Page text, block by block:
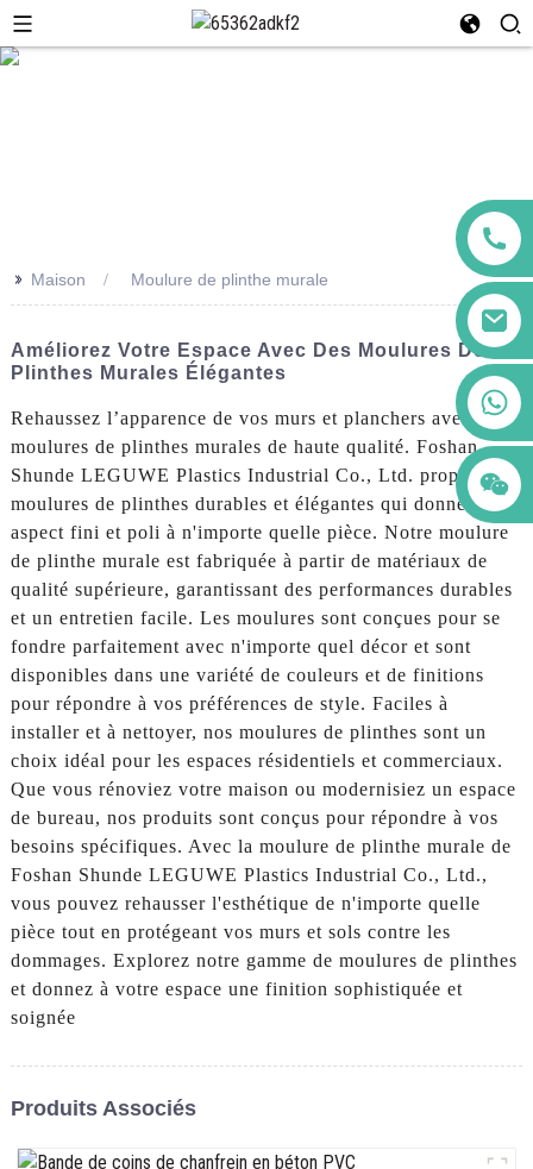
>> Maison Moulure de plinthe murale
Améliorez Votre Espace Avec Des Moulures De
Plinthes Murales Élégantes
Rehaussez l’apparence de vos murs et planchers avec nos
moulures de plinthes murales de haute qualité. Foshan
Shunde LEGUWE Plastics Industrial Co., Ltd. propose des
moulures de plinthes durables et élégantes qui donnent un
aspect fini et poli à n'importe quelle pièce. Notre moulure
de plinthe murale est fabriquée à partir de matériaux de
qualité supérieure, garantissant des performances durables
et un entretien facile. Les moulures sont conçues pour se
fondre parfaitement avec n'importe quel décor et sont
disponibles dans une variété de couleurs et de finitions
pour répondre à vos préférences de style. Faciles à
installer et à nettoyer, nos moulures de plinthes sont un
choix idéal pour les espaces résidentiels et commerciaux.
Que vous rénoviez votre maison ou modernisiez un espace
de bureau, nos produits sont conçus pour répondre à vos
besoins spécifiques. Avec la moulure de plinthe murale de
Foshan Shunde LEGUWE Plastics Industrial Co., Ltd.,
vous pouvez rehausser l'esthétique de n'importe quelle
pièce tout en protégeant vos murs et sols contre les
dommages. Explorez notre gamme de moulures de plinthes
et donnez à votre espace une finition sophistiquée et
soignée
Produits Associés